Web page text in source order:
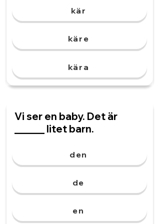
kär
käre
kära
Vi ser en baby. Det är
______ litet barn.
den
de
en